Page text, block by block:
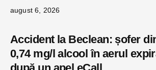
august 6, 2026
Accident la Beclean: șofer
0,74 mg/l alcool în aerul